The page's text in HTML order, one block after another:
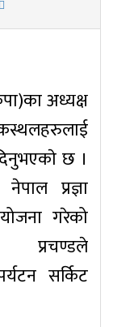
अध्यक्ष
छ ।
प्रज्ञा
गरेको
प्रचण्डले
सर्किट